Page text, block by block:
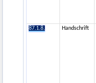
87.1.8.
Handschrift